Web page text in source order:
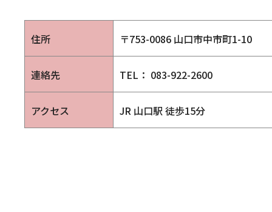
住所 〒753-0086 山口市中市町1-10
連絡先 TEL： 083-922-2600
アクセス JR 山口駅 徒歩15分